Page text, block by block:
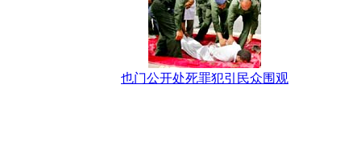
也门公开处死罪犯引民众围观